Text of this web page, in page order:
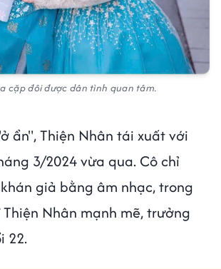
cặp đôi được dân tình quan tâm.
ẩn", Thiện Nhân tái xuất với
3/2024 vừa qua. Cô chỉ
giả bằng âm nhạc, trong
Nhân mạnh mẽ, trưởng
22.